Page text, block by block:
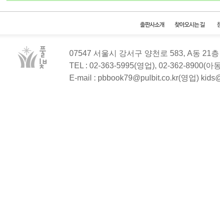
07547 서울시 강서구 양천로 583, A동 21
TEL : 02-363-5995(영업), 02-362-8900(아
E-mail : pbbook79@pulbit.co.kr(영업)